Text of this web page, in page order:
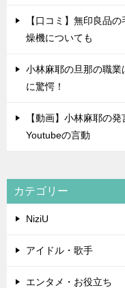
【口コミ】無印良品
燥機についても
小林麻耶の旦那の職業
に驚愕！
【動画】小林麻耶の
Youtubeの言動
カテゴリー
NiziU
アイドル・歌手
エンタメ・お役立ち